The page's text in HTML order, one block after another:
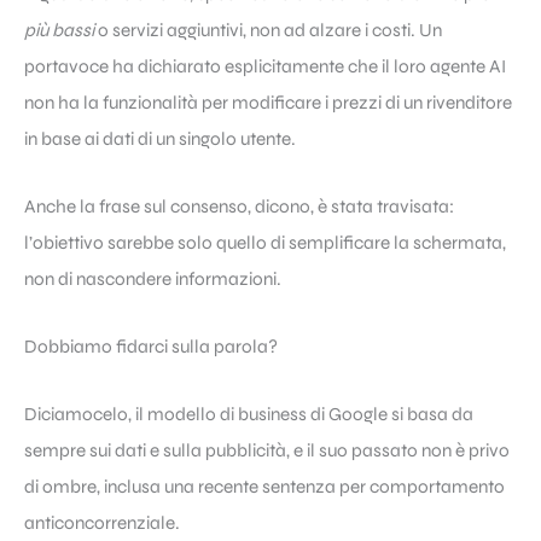
più bassio servizi aggiuntivi, non ad alzare i costi. Un
portavoce ha dichiarato esplicitamente che il loro agente AI
non ha la funzionalità per modificare i prezzi di un rivenditore
in base ai dati di un singolo utente.
Anche la frase sul consenso, dicono, è stata travisata:
l’obiettivo sarebbe solo quello di semplificare la schermata,
non di nascondere informazioni.
Dobbiamo fidarci sulla parola?
Diciamocelo, il modello di business di Google si basa da
sempre sui dati e sulla pubblicità, e il suo passato non è privo
di ombre, inclusa una recente sentenza per comportamento
anticoncorrenziale.